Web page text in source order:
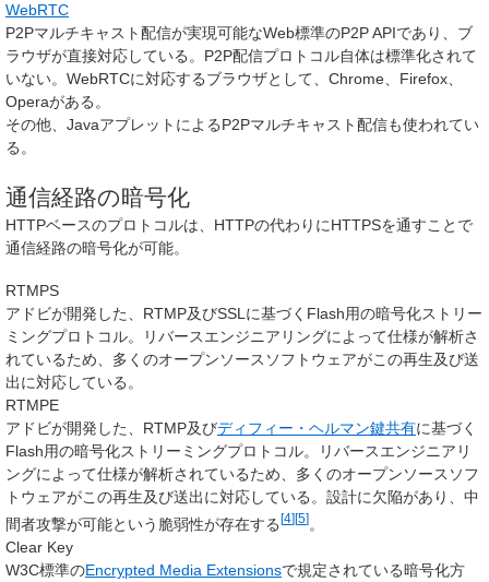
WebRTC
P2Pマルチキャスト配信が実現可能なWeb標準のP2P APIであり、ブ
ラウザが直接対応している。P2P配信プロトコル自体は標準化されて
いない。WebRTCに対応するブラウザとして、Chrome、Firefox、
Operaがある。
その他、JavaアプレットによるP2Pマルチキャスト配信も使われてい
る。
通信経路の暗号化
HTTPベースのプロトコルは、HTTPの代わりにHTTPSを通すことで
通信経路の暗号化が可能。
RTMPS
アドビが開発した、RTMP及びSSLに基づくFlash用の暗号化ストリー
ミングプロトコル。リバースエンジニアリングによって仕様が解析さ
れているため、多くのオープンソースソフトウェアがこの再生及び送
出に対応している。
RTMPE
アドビが開発した、RTMP及びディフィー・ヘルマン鍵共有に基づく
Flash用の暗号化ストリーミングプロトコル。リバースエンジニアリ
ングによって仕様が解析されているため、多くのオープンソースソフ
トウェアがこの再生及び送出に対応している。設計に欠陥があり、中
間者攻撃が可能という脆弱性が存在する [4][5] 。
Clear Key
W3C標準のEncrypted Media Extensionsで規定されている暗号化方